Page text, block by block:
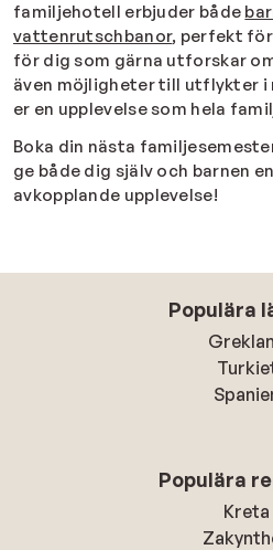
familjehotell erbjuder både
vattenrutschbanor, perfekt för
för dig som gärna utforskar
även möjligheter till utflykter
er en upplevelse som hela
Boka din nästa
ge både dig själv och barnen
avkopplande upplevelse!
Populära
Populära
Kreta